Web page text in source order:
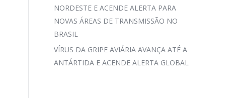
NORDESTE E ACENDE ALERTA PARA
NOVAS ÁREAS DE TRANSMISSÃO NO
BRASIL
VÍRUS DA GRIPE AVIÁRIA AVANÇA ATÉ A
ANTÁRTIDA E ACENDE ALERTA GLOBAL